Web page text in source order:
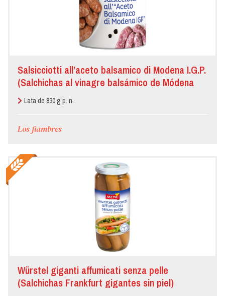
Salsicciotti all’aceto balsamico di Modena I.G.P.
(Salchichas al vinagre balsámico de Módena
I.G.P)Lata de 830 g p. n.
Los fiambres
Würstel giganti affumicati senza pelle
(Salchichas Frankfurt gigantes sin piel)